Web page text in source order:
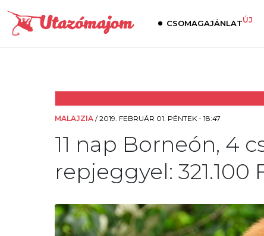
CSOMAGAJÁNLATÚJ
MALAJZIA /2019. FEBRUÁR 01. PÉNTEK - 18:47
11 nap Borneón, 4
repjeggyel: 321.100